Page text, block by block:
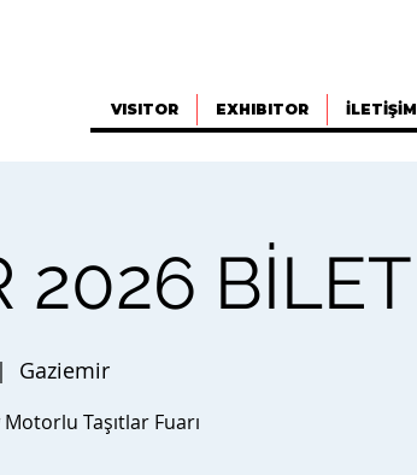
VISITOR EXHIBITOR İLETİŞİM
2026 BİLET
Gaziemir
Taşıtlar Fuarı